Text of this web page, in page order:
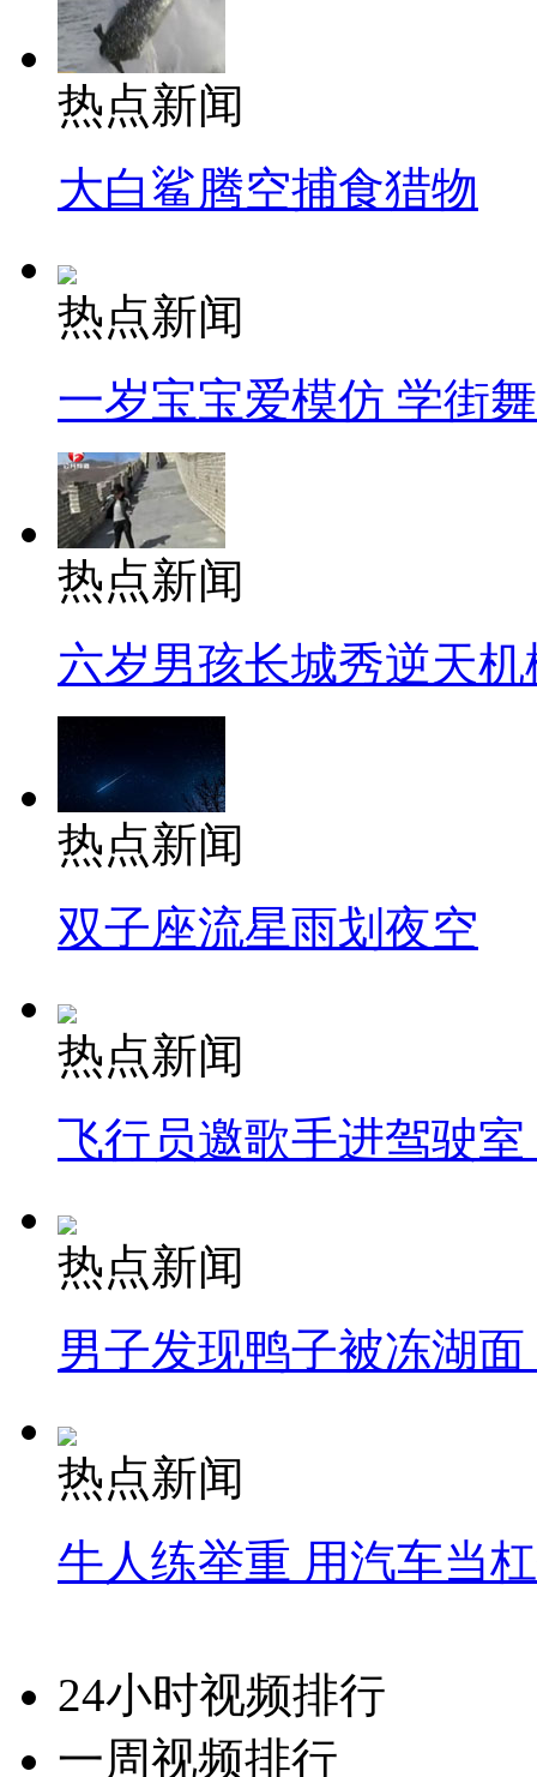
热点新闻
大白鲨腾空捕食猎物
热点新闻
一岁宝宝爱模仿 学街
热点新闻
六岁男孩长城秀逆天机
热点新闻
双子座流星雨划夜空
热点新闻
飞行员邀歌手进驾驶
热点新闻
男子发现鸭子被冻湖
热点新闻
牛人练举重 用汽车当
24小时视频排行
一周视频排行